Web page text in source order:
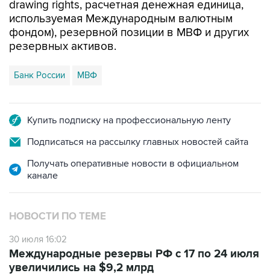
drawing rights, расчетная денежная единица,
используемая Международным валютным
фондом), резервной позиции в МВФ и других
резервных активов.
Банк России МВФ
Купить подписку на профессиональную ленту
Подписаться на рассылку главных новостей сайта
Получать оперативные новости в официальном
канале
НОВОСТИ ПО ТЕМЕ
30 июля 16:02
Международные резервы РФ с 17 по 24 июля
увеличились на $9,2 млрд